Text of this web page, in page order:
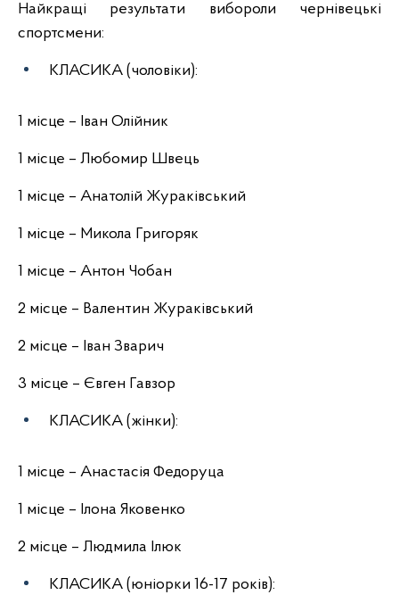
Найкращі результати вибороли чернівецькі
спортсмени:
КЛАСИКА (чоловіки):
1 місце – Іван Олійник
1 місце – Любомир Швець
1 місце – Анатолій Жураківський
1 місце – Микола Григоряк
1 місце – Антон Чобан
2 місце – Валентин Жураківський
2 місце – Іван Зварич
3 місце – Євген Гавзор
КЛАСИКА (жінки):
1 місце – Анастасія Федоруца
1 місце – Ілона Яковенко
2 місце – Людмила Ілюк
КЛАСИКА (юніорки 16-17 років):